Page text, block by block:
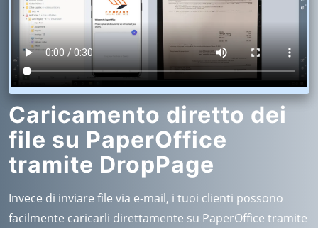
Caricamento diretto dei
file su PaperOffice
tramite DropPage
Invece di inviare file via e-mail, i tuoi clienti possono
facilmente caricarli direttamente su PaperOffice tramite